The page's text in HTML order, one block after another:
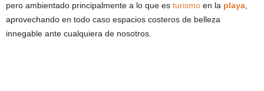
pero ambientado principalmente a lo que es turismo en la playa
aprovechando en todo caso espacios costeros de belleza
innegable ante cualquiera de nosotros.